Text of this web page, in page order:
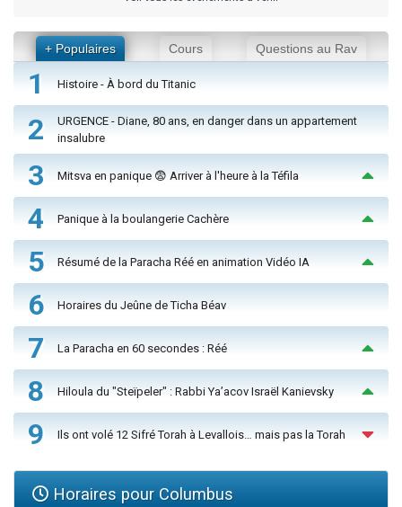
+ Populaires Cours Questions au Rav
1 Histoire - À bord du Titanic
2
URGENCE - Diane, 80 ans, en danger dans un appartement
insalubre
3 Mitsva en panique 😨 Arriver à l'heure à la Téfila
4 Panique à la boulangerie Cachère
5 Résumé de la Paracha Réé en animation Vidéo IA
6 Horaires du Jeûne de Ticha Béav
7 La Paracha en 60 secondes : Réé
8 Hiloula du "Steïpeler" : Rabbi Ya’acov Israël Kanievsky
9 Ils ont volé 12 Sifré Torah à Levallois… mais pas la Torah
Horaires pour Columbus